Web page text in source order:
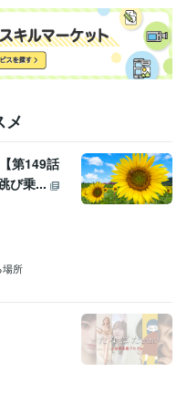
メ
第149話
び乗...
場所